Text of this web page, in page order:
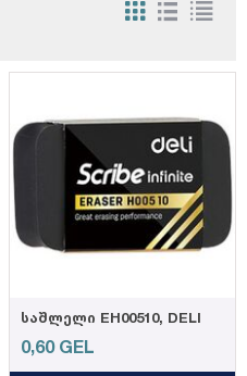
საშლელი EH00510, DELI
0,60 GEL